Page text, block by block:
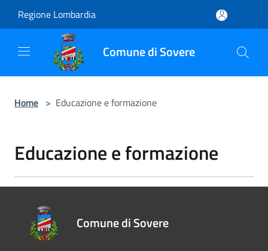
Regione Lombardia
Comune di Sovere
Home > Educazione e formazione
Educazione e formazione
Comune di Sovere